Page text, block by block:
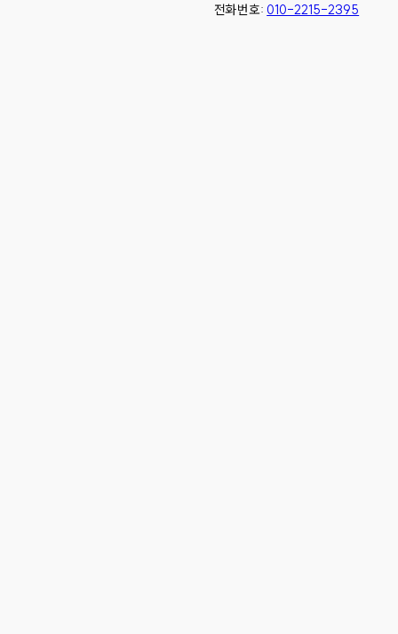
전화번호: 010-2215-2395